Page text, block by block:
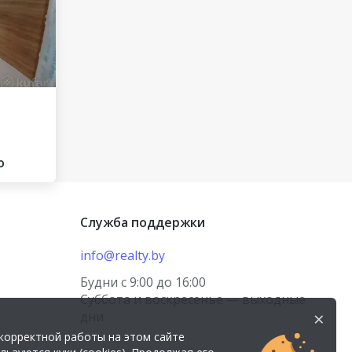
Служба поддержки
info@realty.by
Будни с 9:00 до 16:00
Суббота и воскресенье — выходные
×
работы на этом сайте